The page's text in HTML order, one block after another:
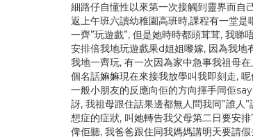
細路仔自懂性以來第一次接觸到靈界而自
返上午班六讀幼稚園高班時,課程有一堂
一齊”玩遊戲”, 但是她時時都頭茸茸, 我睇
安排倍我地玩遊戲果d姐姐嚟嫁, 因為我地
我地一齊玩, 有一次因為家中急事我祖母
個名話嫲嫲現在來接我放學叫我即刻走,
一般小朋友的反應向佢的方向揮手同佢
訝, 我祖母跟住話果邊都無人問我同”誰人
想症的症狀, 叫她轉告我父母第二日要安
俾佢聽, 我爸爸跟住同我媽媽講明天要請